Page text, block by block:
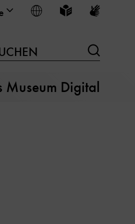
Sprache wählen
Leichte Sprache
Museum Digital